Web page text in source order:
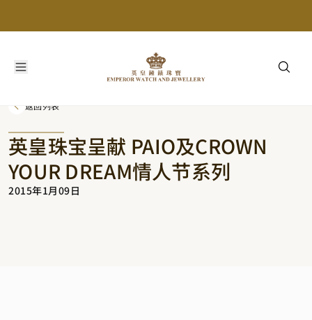
返回列表
英皇珠宝呈献 PAIO及CROWN
YOUR DREAM情人节系列
2015年1月09日